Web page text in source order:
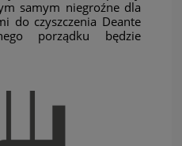
samym niegroźne dla
do czyszczenia Deante
porządku będzie